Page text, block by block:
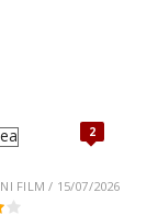
2
FILM / 15/07/2026